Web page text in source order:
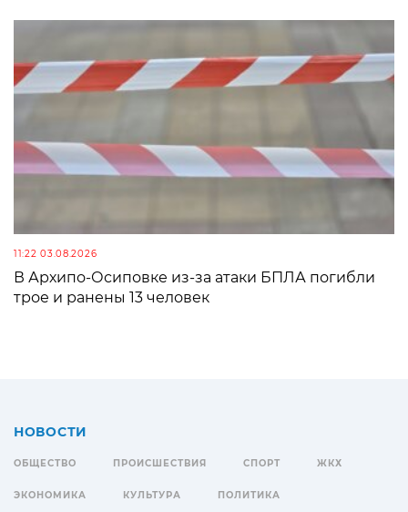
11:22 03.08.2026
В Архипо-Осиповке из-за атаки БПЛА погибли
трое и ранены 13 человек
НОВОСТИ
ОБЩЕСТВО ПРОИСШЕСТВИЯ СПОРТ ЖКХ
ЭКОНОМИКА КУЛЬТУРА ПОЛИТИКА